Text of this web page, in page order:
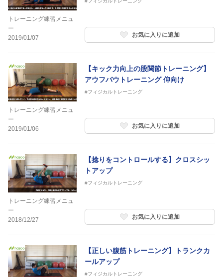
トレーニング練習メニュ
ー
2019/01/07
お気に入りに追加
トレーニング練習メニュ
ー
2019/01/06
【キック力向上の股関節トレーニング】
アウフバウトレーニング 仰向け
#フィジカルトレーニング
お気に入りに追加
トレーニング練習メニュ
ー
2018/12/27
【捻りをコントロールする】クロスシッ
トアップ
#フィジカルトレーニング
お気に入りに追加
【正しい腹筋トレーニング】トランクカ
ールアップ
#フィジカルトレーニング